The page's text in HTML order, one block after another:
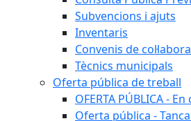
Subvencions i ajuts
Inventaris
Convenis de
Tècnics municipals
Oferta pública de treball
OFERTA PÚBLICA - En
Oferta pública -